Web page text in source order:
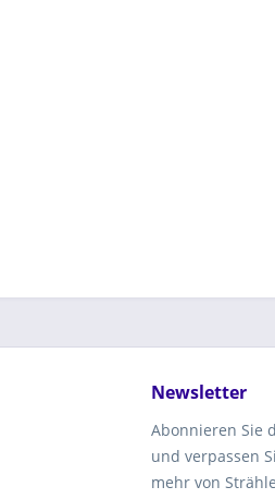
Newsletter
Abonnieren Sie
und verpassen
mehr von